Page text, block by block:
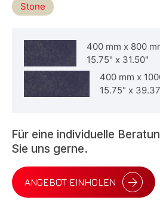
Stone
400 mm x 800
15.75" x 31.50"
400 mm x
15.75" x
Für eine individuelle
Sie uns gerne.
ANGEBOT EINHOLEN